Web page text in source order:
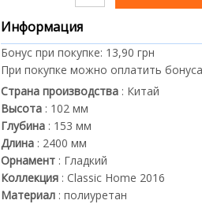
Информация
Бонус при покупке: 13,90 грн
При покупке можно оплатить
Страна производства: Китай
Высота: 102 мм
Глубина: 153 мм
Длина: 2400 мм
Орнамент: Гладкий
Коллекция: Classic Home 2016
Материал: полиуретан